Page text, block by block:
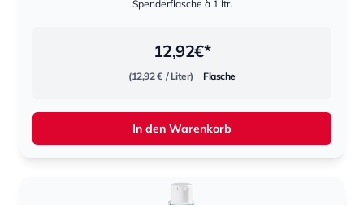
Spenderflasche à 1 ltr.
12,92€*
(12,92 € / Liter) Flasche
In den Warenkorb